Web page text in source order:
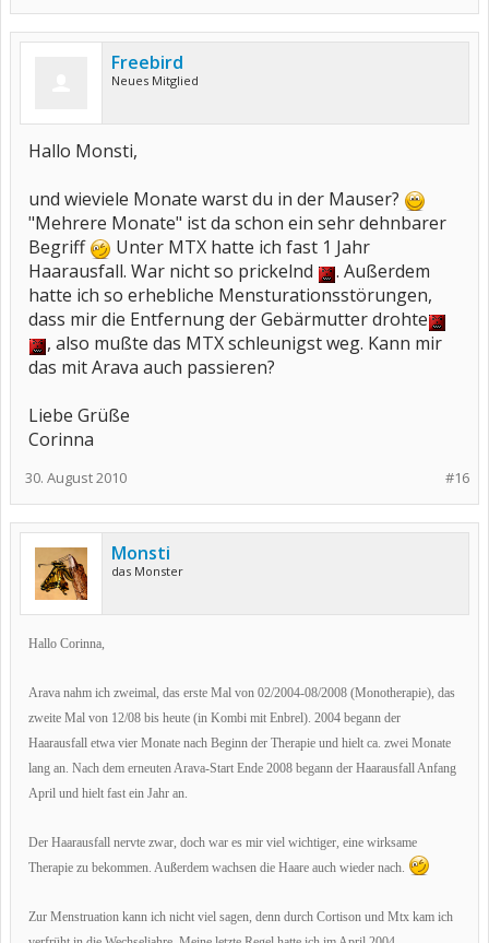
Freebird
Neues Mitglied
Hallo Monsti,
und wieviele Monate warst du in der Mauser?
"Mehrere Monate" ist da schon ein sehr dehnbarer
Begriff
Unter MTX hatte ich fast 1 Jahr
Haarausfall. War nicht so prickelnd
. Außerdem
hatte ich so erhebliche Mensturationsstörungen,
dass mir die Entfernung der Gebärmutter drohte
, also mußte das MTX schleunigst weg. Kann mir
das mit Arava auch passieren?
Liebe Grüße
Corinna
#16
30. August 2010
Monsti
das Monster
Hallo Corinna,
Arava nahm ich zweimal, das erste Mal von 02/2004-08/2008 (Monotherapie), das
zweite Mal von 12/08 bis heute (in Kombi mit Enbrel). 2004 begann der
Haarausfall etwa vier Monate nach Beginn der Therapie und hielt ca. zwei Monate
lang an. Nach dem erneuten Arava-Start Ende 2008 begann der Haarausfall Anfang
April und hielt fast ein Jahr an.
Der Haarausfall nervte zwar, doch war es mir viel wichtiger, eine wirksame
Therapie zu bekommen. Außerdem wachsen die Haare auch wieder nach.
Zur Menstruation kann ich nicht viel sagen, denn durch Cortison und Mtx kam ich